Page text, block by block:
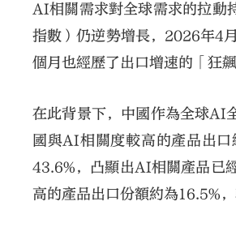
AI相關需求對全球需求的拉動
指數）仍逆勢增長，2026年4
個月也經歷了出口增速的「狂飆
在此背景下，中國作為全球AI
國與AI相關度較高的產品出
43.6%，凸顯出AI相關產品已
高的產品出口份額約為16.5%